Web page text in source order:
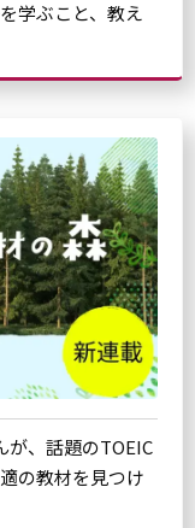
学ぶこと、教え
が、話題のTOEIC
の教材を見つけ